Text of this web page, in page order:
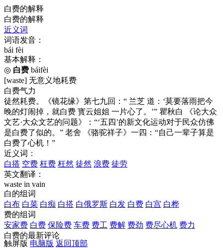
白费的解释
白费的解释
近义词
词语发音：
bái fèi
基本解释：
◎ 白费 báifèi
[waste] 无意义地耗费
白费气力
徒然耗费。《镜花缘》第七九回：“ 兰芝 道：‘莫要落雨把今
晚的灯闹掉，就白费 寳云姐姐 一片心了。’” 瞿秋白 《论大众
文艺·大众文艺的问题》：“‘五四’的新文化运动对于民众仿佛
是白费了似的。” 老舍 《骆驼祥子》一四：“自己一辈子算是
白费了心机！”
近义词：
白搭 空费 枉费 枉然 徒然 浪费 徒劳
英文翻译：
waste in vain
白的组词
白布 白菜 白痴 白搭 白俄罗斯 白发 白费 白宫 白桦
费的组词
安家费 白费 保险费 车费 费工 费解 费劲 费尽心机 费力
白费的最新评论
触屏版 电脑版 返回顶部